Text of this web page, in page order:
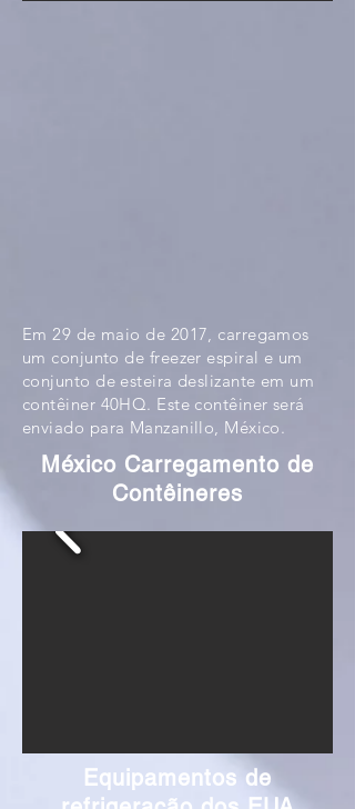
Em 29 de maio de 2017, carregamos
um conjunto de freezer espiral e um
conjunto de esteira deslizante em um
contêiner 40HQ. Este contêiner será
enviado para Manzanillo, México.
México Carregamento de
Contêineres
Equipamentos de